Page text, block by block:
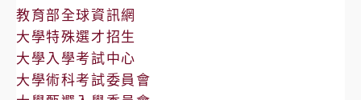
教育部全球資訊網
大學特殊選才招生
大學入學考試中心
大學術科考試委員會